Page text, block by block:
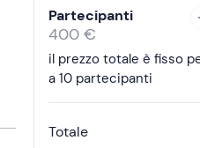
with
the
calendar
and
date.
Partecipanti
400 €
il prezzo totale è fisso
a 10 partecipanti
Totale